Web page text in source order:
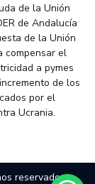
de la Unión
de Andalucía
de la Unión
compensar el
a pymes
de los
por el
Ucrania.
reservados –